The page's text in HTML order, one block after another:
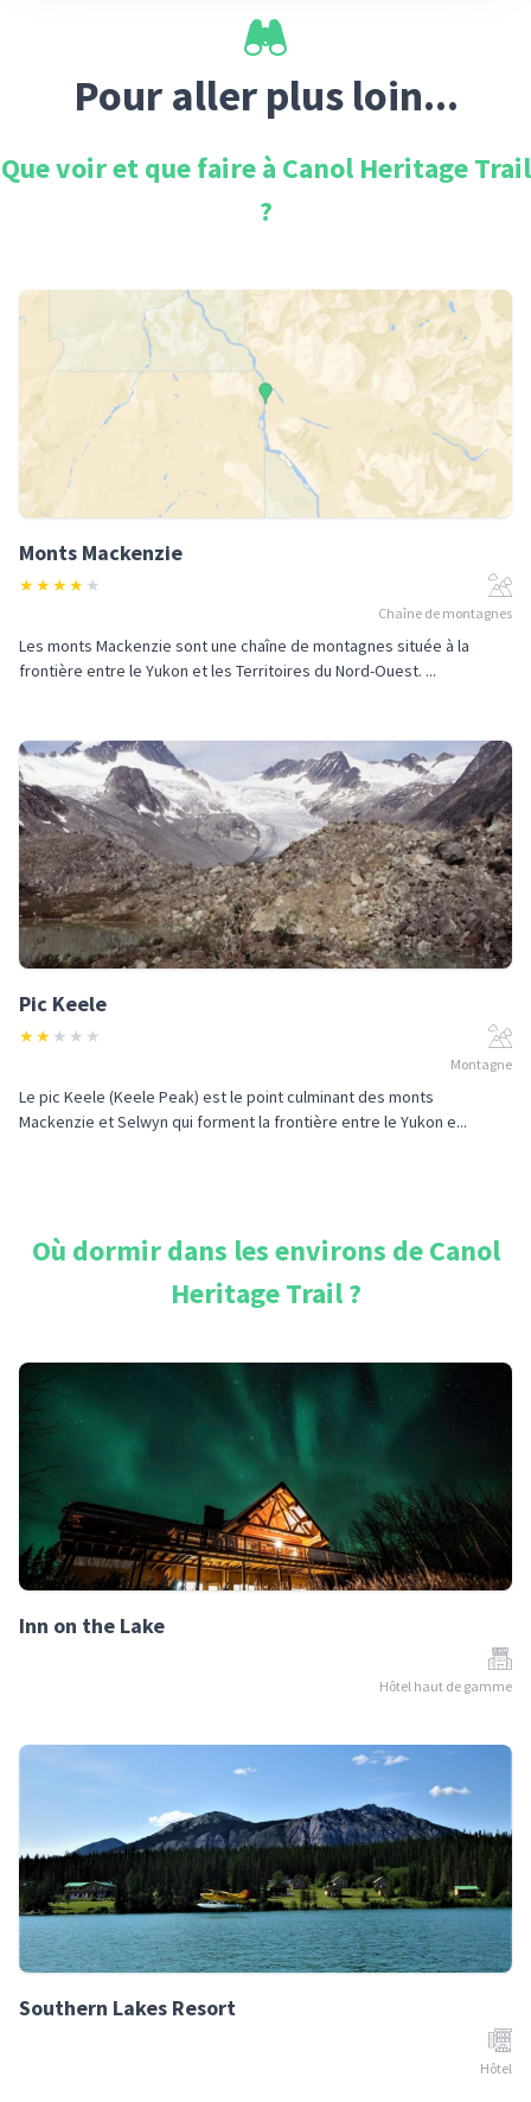
Pour aller plus loin...
Que voir et que faire à Canol Heritage Trail
?
Monts Mackenzie
★★★★ ★
Chaîne de montagnes
Les monts Mackenzie sont une chaîne de montagnes située à la
frontière entre le Yukon et les Territoires du Nord-Ouest. ...
Pic Keele
★★ ★ ★ ★
Montagne
Le pic Keele (Keele Peak) est le point culminant des monts
Mackenzie et Selwyn qui forment la frontière entre le Yukon e...
Où dormir dans les environs deCanol
Heritage Trail?
Inn on the Lake
Hôtel haut de gamme
Southern Lakes Resort
Hôtel